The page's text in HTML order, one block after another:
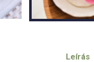
Leírás